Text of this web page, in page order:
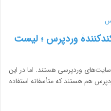
وردپرس ؛ لیست
وردپرسی هستند. اما در این
هم هستند که متأسفانه استفاده